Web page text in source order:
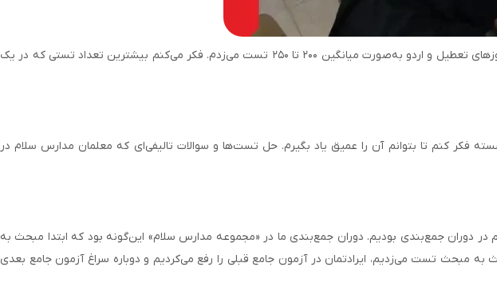
روزانه بین ۱۰۰ تا ۳۰۰ تست حل می‌کردم. در روزهای مدرسه که وقت کمتری برایم باقی می‌ماند، حدود ۱۰۰ تست می‌زدم و در روزهای تعطیل و اردو به‌صورت میانگین ۲۰۰ تا ۲۵۰ تست می‌زدم. فکر می‌کنم بیشترین تعداد تستی که در یک
کنم تا بتوانم آن را عمیق یاد بگیرم. حل تست‌ها و سوالات تالیفی‌ای که معلمان مدارس سلام در
در دوران جمع‌بندی بودیم. بدون احتساب امتحانات نهایی، حدود ۲ ماه‌ونیم و با احتساب آن حدود ۳ ماه‌ونیم در دوران جمع‌بندی بودیم. دوران جمع‌بندی ما در «مجموعه مدارس سلام» این‌گونه بود که ابتدا مبحث به
تست می‌زدیم، ایرادتمان در آزمون جامع قبلی را رفع می‌کردیم و دوباره سراغ آزمون جامع بعدی